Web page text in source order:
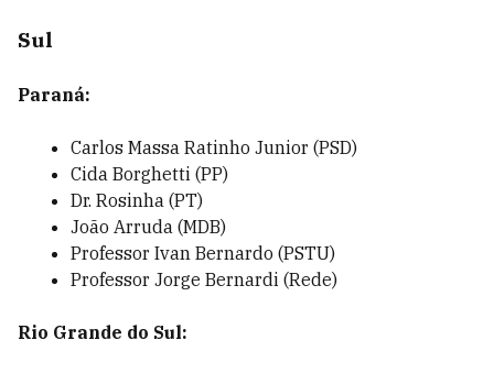
Sul
Paraná:
Carlos Massa Ratinho Junior (PSD)
Cida Borghetti (PP)
Dr. Rosinha (PT)
João Arruda (MDB)
Professor Ivan Bernardo (PSTU)
Professor Jorge Bernardi (Rede)
Rio Grande do Sul: